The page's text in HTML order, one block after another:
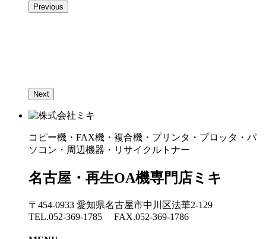
Previous
Next
コピー機・FAX機・複合機・プリンタ・プロッタ・パ
ソコン・周辺機器・リサイクルトナー
名古屋・再生OA機専門店ミキ
〒454-0933 愛知県名古屋市中川区法華2-129
TEL.052-369-1785 FAX.052-369-1786